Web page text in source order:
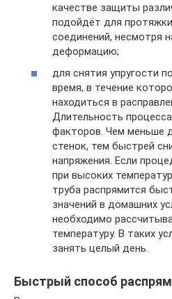
качестве защиты
подойдёт для
соединений, несмотря
деформацию;
для снятия упругости
время, в течение
находиться в
Длительность
факторов. Чем меньше
стенок, тем быстрей
напряжения. Если
при высоких
труба распрямится
значений в домашних
необходимо
температуру. В таких
занять целый день.
Быстрый способ